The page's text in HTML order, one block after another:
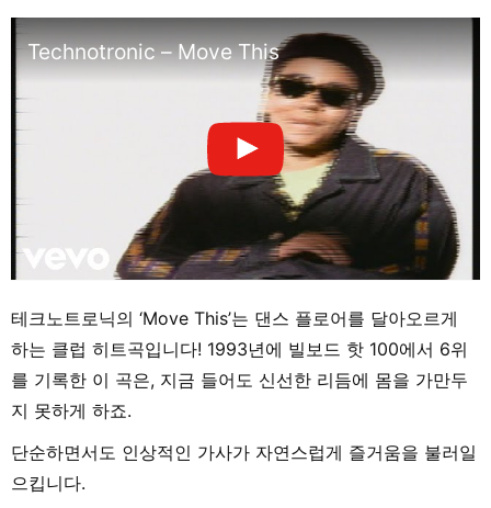
Technotronic – Move This
테크노트로닉의 ‘Move This’는 댄스 플로어를 달아오르게
하는 클럽 히트곡입니다! 1993년에 빌보드 핫 100에서 6위
를 기록한 이 곡은, 지금 들어도 신선한 리듬에 몸을 가만두
지 못하게 하죠.
단순하면서도 인상적인 가사가 자연스럽게 즐거움을 불러일
으킵니다.